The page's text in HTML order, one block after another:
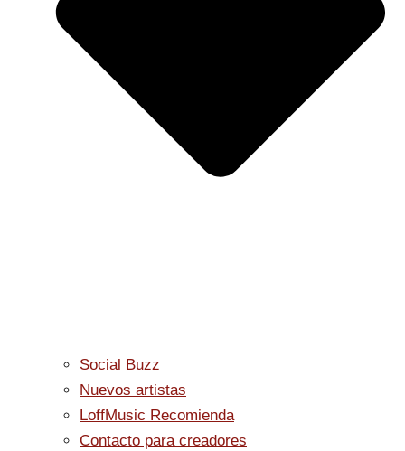
Social Buzz
Nuevos artistas
LoffMusic Recomienda
Contacto para creadores